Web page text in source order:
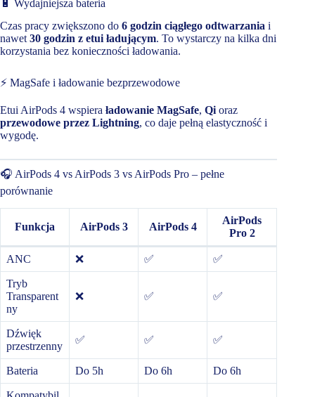
🔋 Wydajniejsza bateria
Czas pracy zwiększono do 6 godzin ciągłego odtwarzania i
nawet30 godzin z etui ładującym. To wystarczy na kilka dni
korzystania bez konieczności ładowania.
⚡ MagSafe i ładowanie bezprzewodowe
Etui AirPods 4 wspiera ładowanie MagSafe, Qi oraz
przewodowe przez Lightning, co daje pełną elastyczność i
wygodę.
🎧 AirPods 4 vs AirPods 3 vs AirPods Pro – pełne
porównanie
Funkcja AirPods 3 AirPods 4
AirPods
Pro 2
ANC ❌ ✅ ✅
Tryb
Transparent
ny
❌ ✅ ✅
Dźwięk
przestrzenny
✅ ✅ ✅
Bateria Do 5h Do 6h Do 6h